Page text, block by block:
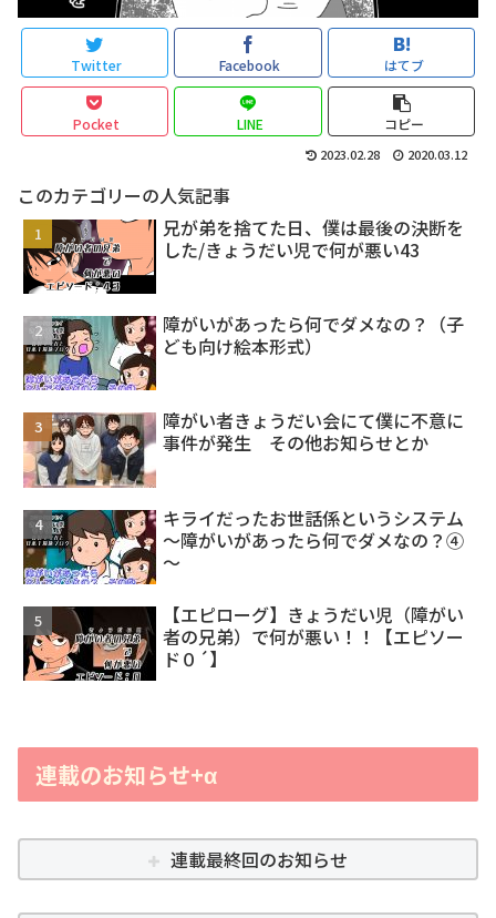
Twitter Facebook はてブ
Pocket LINE コピー
2023.02.28 2020.03.12
このカテゴリーの人気記事
兄が弟を捨てた日、僕は最後の決断を
した/きょうだい児で何が悪い43
障がいがあったら何でダメなの？（子
ども向け絵本形式）
障がい者きょうだい会にて僕に不意に
事件が発生 その他お知らせとか
キライだったお世話係というシステム
～障がいがあったら何でダメなの？④
～
【エピローグ】きょうだい児（障がい
者の兄弟）で何が悪い！！【エピソー
ド０´】
連載のお知らせ+α
連載最終回のお知らせ